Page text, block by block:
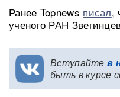
Ранее Topnews писал,
ученого РАН
Вступайте в
быть в курсе